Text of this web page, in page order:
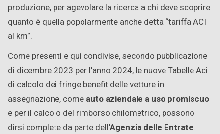
produzione, per agevolare la ricerca a chi deve scoprire
quanto è quella popolarmente anche detta “tariffa ACI
al km”.
Come presenti e qui condivise, secondo pubblicazione
di dicembre 2023 per l’anno 2024, le nuove Tabelle Aci
di calcolo dei fringe benefit delle vetture in
assegnazione, come auto aziendale a uso promiscuo
e per il calcolo del rimborso chilometrico, possono
dirsi complete da parte dell’Agenzia delle Entrate.